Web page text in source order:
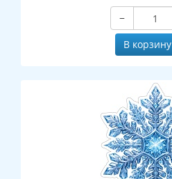
−
В корзину